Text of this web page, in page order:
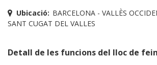
Ubicació: BARCELONA - VALLÈS
SANT CUGAT DEL VALLES
Detall de les funcions del lloc de